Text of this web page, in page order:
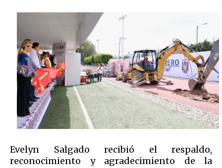
Evelyn Salgado recibió el respaldo,
reconocimiento y agradecimiento de la